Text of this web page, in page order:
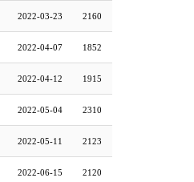
2022-03-23 2160
2022-04-07 1852
2022-04-12 1915
2022-05-04 2310
2022-05-11 2123
2022-06-15 2120